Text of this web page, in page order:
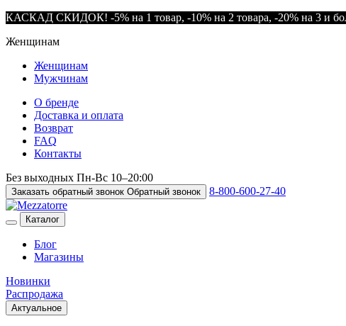
КАСКАД СКИДОК! -5% на 1 товар, -10% на 2 товара, -20% на 3 и
Женщинам
Женщинам
Мужчинам
О бренде
Доставка и оплата
Возврат
FAQ
Контакты
Без выходных Пн-Вс 10–20:00
Заказать обратный звонок Обратный звонок 8-800-600-27-40
Каталог
Блог
Магазины
Новинки
Распродажа
Актуальное